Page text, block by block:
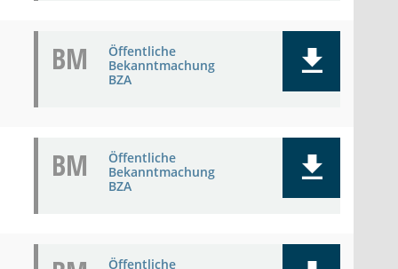
BM
Öffentliche
Bekanntmachung
BZA
BM
Öffentliche
Bekanntmachung
BZA
Öffentliche